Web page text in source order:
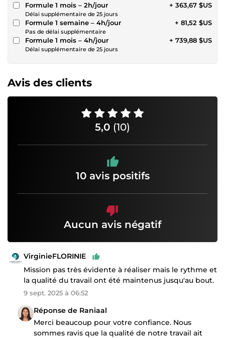
Formule 1 mois – 2h/jour
Délai supplémentaire de 25 jours
+ 363,67 $US
Formule 1 semaine – 4h/jour
Pas de délai supplémentaire
+ 81,52 $US
Formule 1 mois – 4h/jour
Délai supplémentaire de 25 jours
+ 739,88 $US
Avis des clients
5,0 (10)
10 avis positifs
Aucun avis négatif
VirginieFLORINIE
Mission pas très évidente à réaliser mais le rythme et
la qualité du travail ont été maintenus jusqu'au bout.
9 sept. 2025 à 06:52
Réponse de Raniaal
Merci beaucoup pour votre confiance. Nous
sommes ravis que la qualité de notre travail ait